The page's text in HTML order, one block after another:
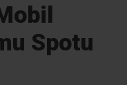
Spotu